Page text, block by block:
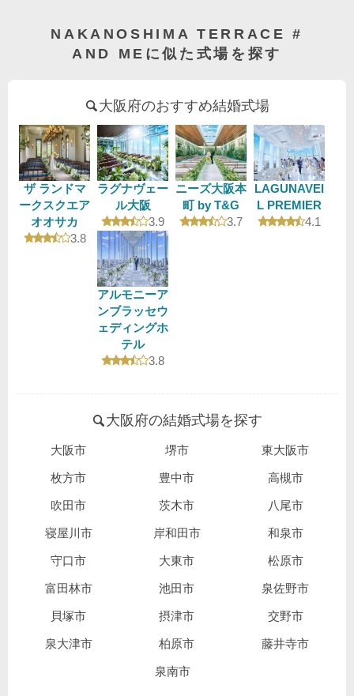
NAKANOSHIMA TERRACE #
AND MEに似た式場を探す
大阪府のおすすめ結婚式場
ザ ランドマ
ークスクエア
オオサカ
口コミ評価
3.8
ラグナヴェー
ル大阪
口コミ評価
3.9
ニーズ大阪本
町 by T&G
口コミ評価
3.7
LAGUNAVEI
L PREMIER
口コミ評
4.1
アルモニーア
ンブラッセウ
ェディングホ
テル
口コミ評価
3.8
大阪府の結婚式場を探す
大阪市 堺市 東大阪市
枚方市 豊中市 高槻市
吹田市 茨木市 八尾市
寝屋川市 岸和田市 和泉市
守口市 大東市 松原市
富田林市 池田市 泉佐野市
貝塚市 摂津市 交野市
泉大津市 柏原市 藤井寺市
泉南市